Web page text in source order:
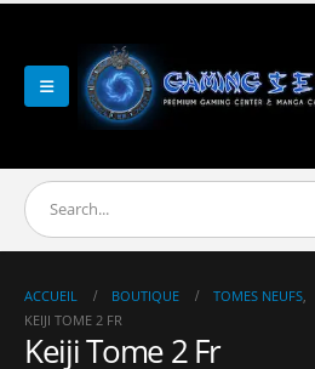
ACCUEIL BOUTIQUE TOMES NEUFS
KEIJI TOME 2 FR
Keiji Tome 2 Fr